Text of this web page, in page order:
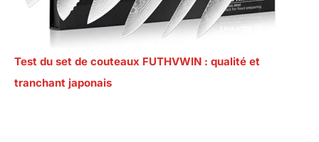
Test du set de couteaux FUTHVWIN : qualité et
tranchant japonais